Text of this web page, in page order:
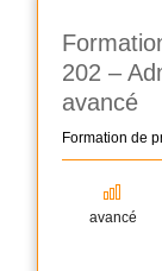
202 –
avancé
Formation de
avancé